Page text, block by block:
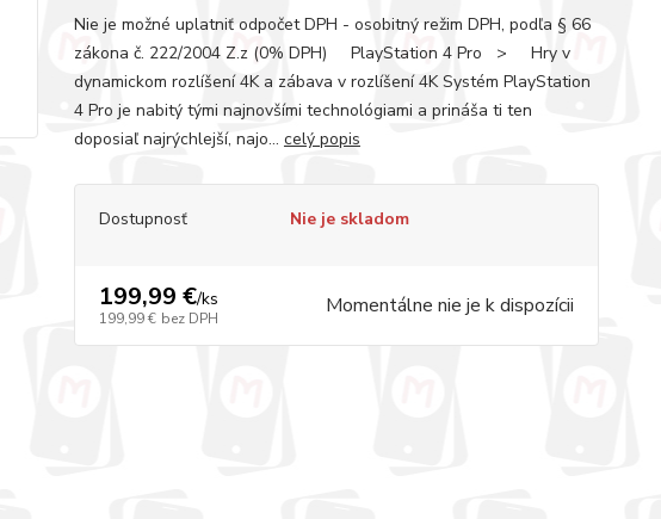
Nie je možné uplatniť odpočet DPH - osobitný režim DPH, podľa § 66
zákona č. 222/2004 Z.z (0% DPH) PlayStation 4 Pro > Hry v
dynamickom rozlíšení 4K a zábava v rozlíšení 4K Systém PlayStation
4 Pro je nabitý tými najnovšími technológiami a prináša ti ten
doposiaľ najrýchlejší, najo... celý popis
Dostupnosť Nie je skladom
199,99 €/ks
199,99 € bez DPH Momentálne nie je k dispozícii